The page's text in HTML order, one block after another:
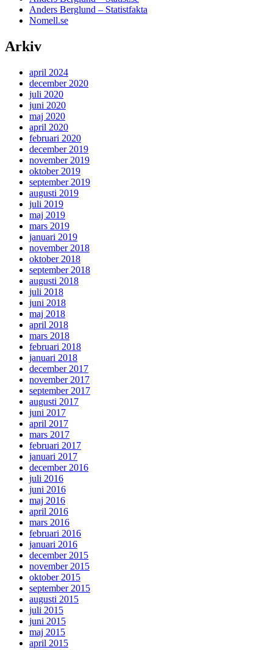
Anders Berglund – Statistfakta
Nomell.se
Arkiv
april 2024
december 2020
juli 2020
juni 2020
maj 2020
april 2020
februari 2020
december 2019
november 2019
oktober 2019
september 2019
augusti 2019
juli 2019
maj 2019
mars 2019
januari 2019
november 2018
oktober 2018
september 2018
augusti 2018
juli 2018
juni 2018
maj 2018
april 2018
mars 2018
februari 2018
januari 2018
december 2017
november 2017
september 2017
augusti 2017
juni 2017
april 2017
mars 2017
februari 2017
januari 2017
december 2016
juli 2016
juni 2016
maj 2016
april 2016
mars 2016
februari 2016
januari 2016
december 2015
november 2015
oktober 2015
september 2015
augusti 2015
juli 2015
juni 2015
maj 2015
april 2015